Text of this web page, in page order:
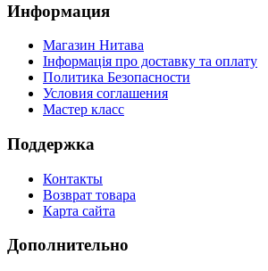
Информация
Магазин Нитава
Інформація про доставку та оплату
Политика Безопасности
Условия соглашения
Мастер класс
Поддержка
Контакты
Возврат товара
Карта сайта
Дополнительно